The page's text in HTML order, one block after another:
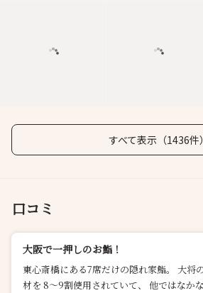
すべて表示（1436件）
口コミ
大阪で一押しのお鮨！
東心斎橋にある7席だけの隠れ家鮨。 大将の故郷である熊本の食
材を 8〜9割使用されていて、 他ではなかなか出会えない逸品が